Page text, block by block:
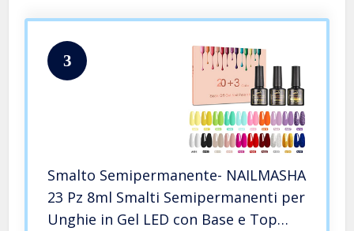
3
Smalto Semipermanente- NAILMASHA
23 Pz 8ml Smalti Semipermanenti per
Unghie in Gel LED con Base e Top